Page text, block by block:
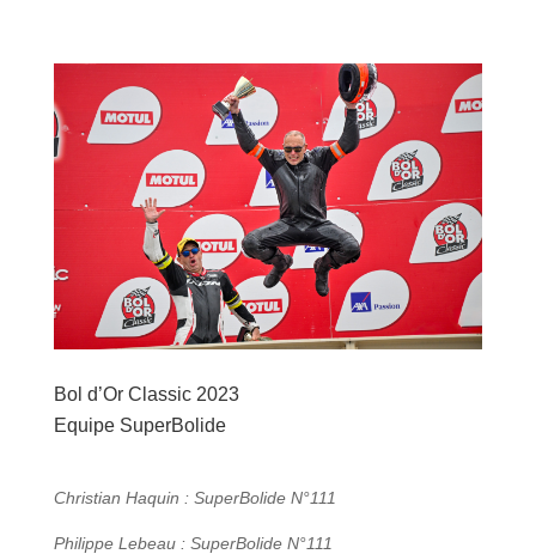
Bol d’Or Classic 2023
Equipe SuperBolide
Christian Haquin : SuperBolide N°111
Philippe Lebeau : SuperBolide N°111